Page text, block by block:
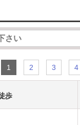
1 2 3 4
歩